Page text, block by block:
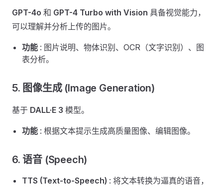
GPT-4o 和 GPT-4 Turbo with Vision 具备视觉能力，
可以理解并分析上传的图片。
功能 : 图片说明、物体识别、OCR（文字识别）、图
表分析。
5. 图像生成 (Image Generation) ​
基于 DALL·E 3 模型。
功能 : 根据文本提示生成高质量图像、编辑图像。
6. 语音 (Speech) ​
TTS (Text-to-Speech) : 将文本转换为逼真的语音，